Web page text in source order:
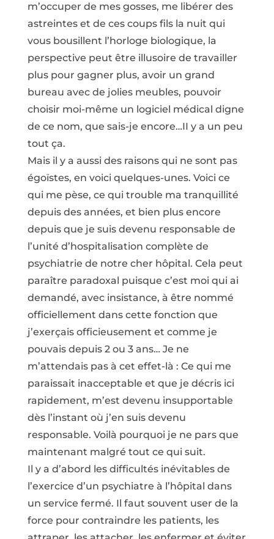
m’occuper de mes gosses, me libérer des
astreintes et de ces coups fils la nuit qui
vous bousillent l’horloge biologique, la
perspective peut être illusoire de travailler
plus pour gagner plus, avoir un grand
bureau avec de jolies meubles, pouvoir
choisir moi-même un logiciel médical digne
de ce nom, que sais-je encore…II y a un peu
tout ça.
Mais il y a aussi des raisons qui ne sont pas
égoïstes, en voici quelques-unes. Voici ce
qui me pèse, ce qui trouble ma tranquillité
depuis des années, et bien plus encore
depuis que je suis devenu responsable de
l’unité d’hospitalisation complète de
psychiatrie de notre cher hôpital. Cela peut
paraître paradoxal puisque c’est moi qui ai
demandé, avec insistance, à être nommé
officiellement dans cette fonction que
j’exerçais officieusement et comme je
pouvais depuis 2 ou 3 ans… Je ne
m’attendais pas à cet effet-là : Ce qui me
paraissait inacceptable et que je décris ici
rapidement, m’est devenu insupportable
dès l’instant où j’en suis devenu
responsable. Voilà pourquoi je ne pars que
maintenant malgré tout ce qui suit.
Il y a d’abord les difficultés inévitables de
l’exercice d’un psychiatre à l’hôpital dans
un service fermé. Il faut souvent user de la
force pour contraindre les patients, les